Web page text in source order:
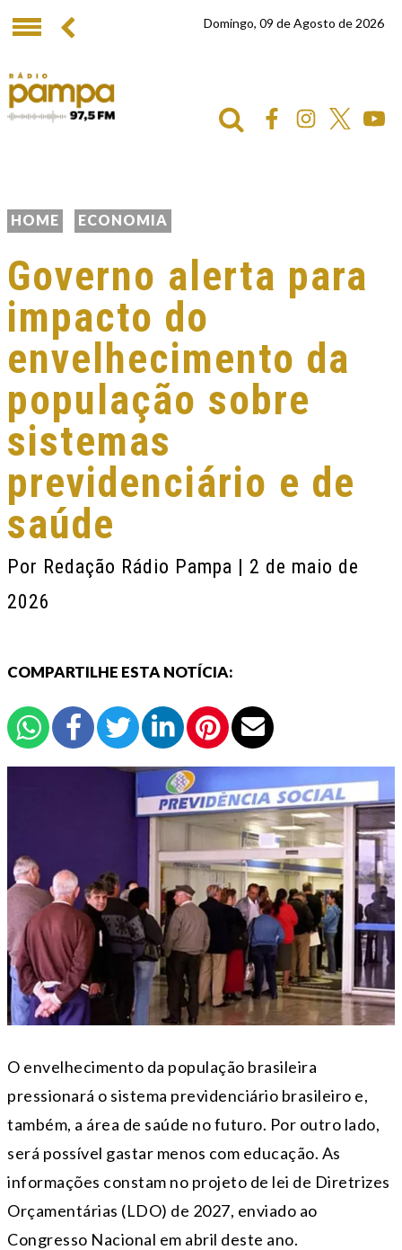
Domingo, 09 de Agosto de 2026
HOME ECONOMIA
Governo alerta para
impacto do
envelhecimento da
população sobre
sistemas
previdenciário e de
saúde
Por Redação Rádio Pampa | 2 de maio de
2026
COMPARTILHE ESTA NOTÍCIA:
O envelhecimento da população brasileira
pressionará o sistema previdenciário brasileiro e,
também, a área de saúde no futuro. Por outro lado,
será possível gastar menos com educação. As
informações constam no projeto de lei de Diretrizes
Orçamentárias (LDO) de 2027, enviado ao
Congresso Nacional em abril deste ano.